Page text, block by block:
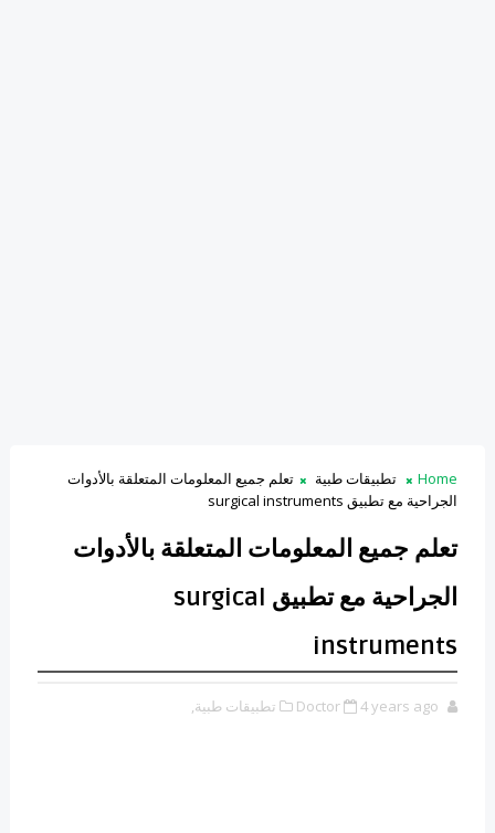
Home تطبيقات طبية
تعلم جميع المعلومات المتعلقة بالأدوات
الجراحية مع تطبيق surgical instruments
تعلم جميع المعلومات المتعلقة بالأدوات
الجراحية مع تطبيق surgical
instruments
Doctor 4 years ago تطبيقات طبية,